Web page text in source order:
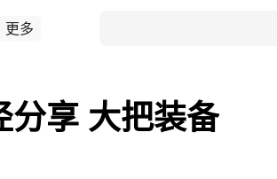
更多
享 大把装备